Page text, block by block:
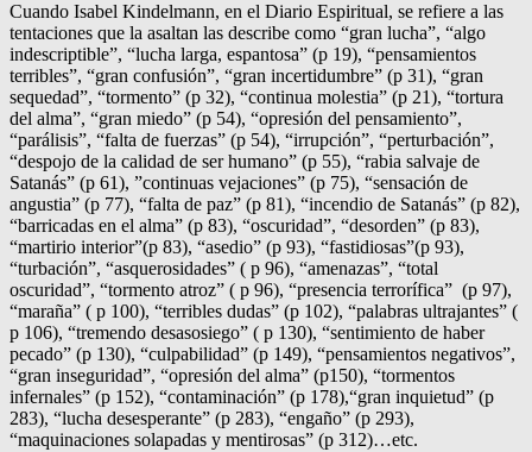
Cuando Isabel Kindelmann, en el Diario Espiritual, se refiere a las
tentaciones que la asaltan las describe como “gran lucha”, “algo
indescriptible”, “lucha larga, espantosa” (p 19), “pensamientos
terribles”, “gran confusión”, “gran incertidumbre” (p 31), “gran
sequedad”, “tormento” (p 32), “continua molestia” (p 21), “tortura
del alma”, “gran miedo” (p 54), “opresión del pensamiento”,
“parálisis”, “falta de fuerzas” (p 54), “irrupción”, “perturbación”,
“despojo de la calidad de ser humano” (p 55), “rabia salvaje de
Satanás” (p 61), ”continuas vejaciones” (p 75), “sensación de
angustia” (p 77), “falta de paz” (p 81), “incendio de Satanás” (p 82),
“barricadas en el alma” (p 83), “oscuridad”, “desorden” (p 83),
“martirio interior”(p 83), “asedio” (p 93), “fastidiosas”(p 93),
“turbación”, “asquerosidades” ( p 96), “amenazas”, “total
oscuridad”, “tormento atroz” ( p 96), “presencia terrorífica” (p 97),
“maraña” ( p 100), “terribles dudas” (p 102), “palabras ultrajantes” (
p 106), “tremendo desasosiego” ( p 130), “sentimiento de haber
pecado” (p 130), “culpabilidad” (p 149), “pensamientos negativos”,
“gran inseguridad”, “opresión del alma” (p150), “tormentos
infernales” (p 152), “contaminación” (p 178),“gran inquietud” (p
283), “lucha desesperante” (p 283), “engaño” (p 293),
“maquinaciones solapadas y mentirosas” (p 312)…etc.